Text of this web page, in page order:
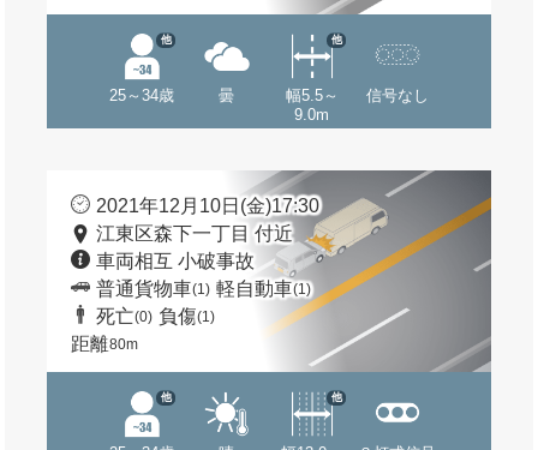
25～34歳
他
曇
幅5.5～
9.0m
他
信号なし
2021年12月10日(金)17:30
江東区森下一丁目 付近
車両相互 小破事故
普通貨物車(1) 軽自動車(1)
死亡(0) 負傷(1)
距離80m
他 他